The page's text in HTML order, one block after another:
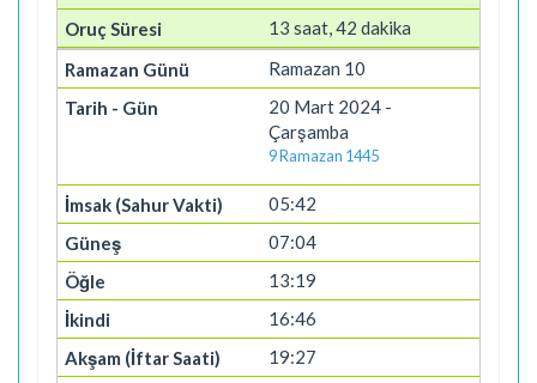
13 saat, 42 dakika
Ramazan 10
20 Mart 2024 -
Çarşamba
9 Ramazan 1445
05:42
07:04
13:19
16:46
19:27